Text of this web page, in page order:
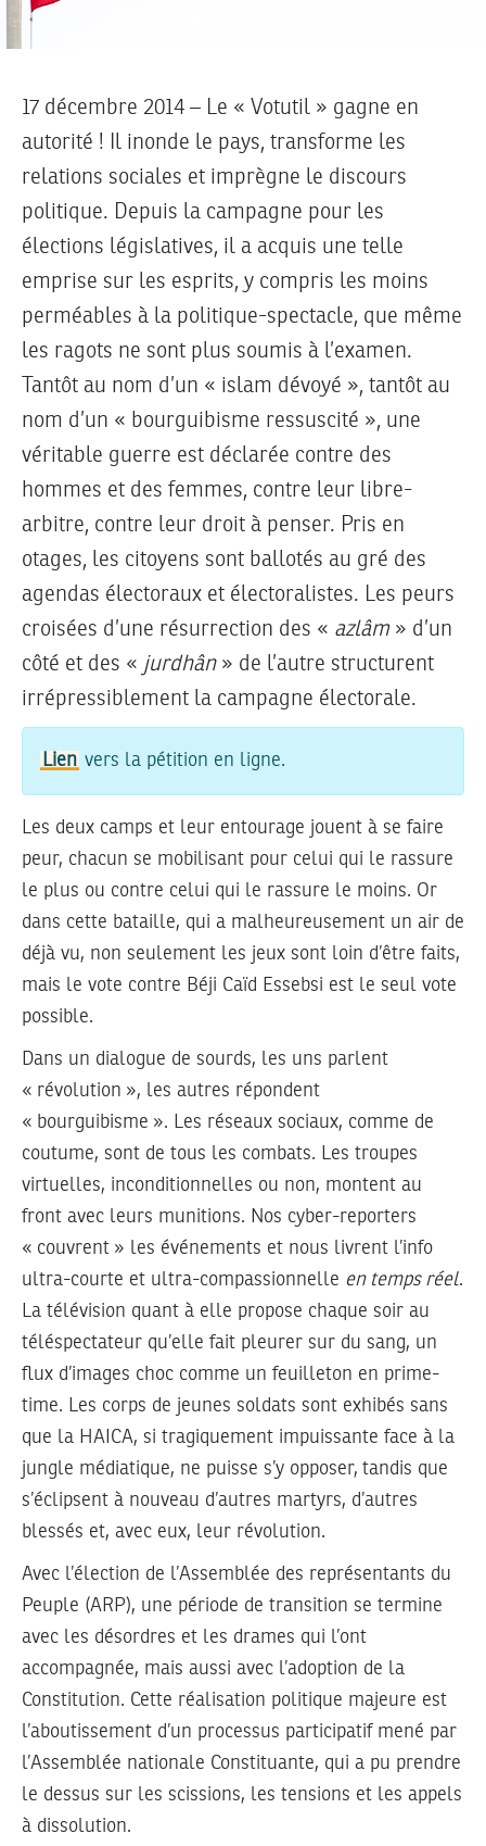
17 décembre 2014 – Le « Votutil » gagne en
autorité ! Il inonde le pays, transforme les
relations sociales et imprègne le discours
politique. Depuis la campagne pour les
élections législatives, il a acquis une telle
emprise sur les esprits, y compris les moins
perméables à la politique-spectacle, que même
les ragots ne sont plus soumis à l’examen.
Tantôt au nom d’un « islam dévoyé », tantôt au
nom d’un « bourguibisme ressuscité », une
véritable guerre est déclarée contre des
hommes et des femmes, contre leur libre-
arbitre, contre leur droit à penser. Pris en
otages, les citoyens sont ballotés au gré des
agendas électoraux et électoralistes. Les peurs
croisées d’une résurrection des « azlâm» d’un
côté et des « jurdhân» de l’autre structurent
irrépressiblement la campagne électorale.
Lien vers la pétition en ligne.
Les deux camps et leur entourage jouent à se faire
peur, chacun se mobilisant pour celui qui le rassure
le plus ou contre celui qui le rassure le moins. Or
dans cette bataille, qui a malheureusement un air de
déjà vu, non seulement les jeux sont loin d’être faits,
mais le vote contre Béji Caïd Essebsi est le seul vote
possible.
Dans un dialogue de sourds, les uns parlent
« révolution », les autres répondent
« bourguibisme ». Les réseaux sociaux, comme de
coutume, sont de tous les combats. Les troupes
virtuelles, inconditionnelles ou non, montent au
front avec leurs munitions. Nos cyber-reporters
« couvrent » les événements et nous livrent l’info
ultra-courte et ultra-compassionnelle en temps réel.
La télévision quant à elle propose chaque soir au
téléspectateur qu’elle fait pleurer sur du sang, un
flux d’images choc comme un feuilleton en prime-
time. Les corps de jeunes soldats sont exhibés sans
que la HAICA, si tragiquement impuissante face à la
jungle médiatique, ne puisse s’y opposer, tandis que
s’éclipsent à nouveau d’autres martyrs, d’autres
blessés et, avec eux, leur révolution.
Avec l’élection de l’Assemblée des représentants du
Peuple (ARP), une période de transition se termine
avec les désordres et les drames qui l’ont
accompagnée, mais aussi avec l’adoption de la
Constitution. Cette réalisation politique majeure est
l’aboutissement d’un processus participatif mené par
l’Assemblée nationale Constituante, qui a pu prendre
le dessus sur les scissions, les tensions et les appels
à dissolution.